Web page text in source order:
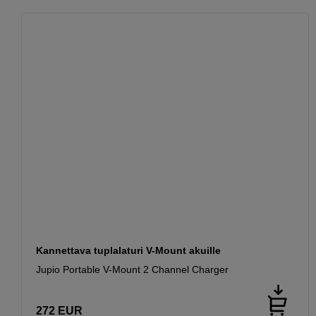
Kannettava tuplalaturi V-Mount akuille
Jupio Portable V-Mount 2 Channel Charger
272 EUR